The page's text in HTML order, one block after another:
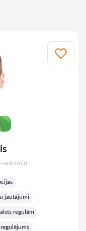
jautājumi
regulām